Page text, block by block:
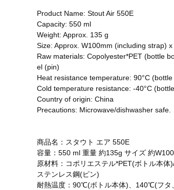
Product Name: Stout Air 550E
Capacity: 550 ml
Weight: Approx. 135 g
Size: Approx. W100mm (including strap)
Raw materials: Copolyester*PET (bottle
el (pin)
Heat resistance temperature: 90°C
Cold temperature resistance: -40°C
Country of origin: China
Precautions: Microwave/dishwasher safe.
商品名：スタウト エア 550E
容量：550 ml 重量 約135g サイズ 約
原材料：コポリエステル*PET(ボトル本
ステンレス鋼(ピン)
耐熱温度：90℃(ボトル本体)、140℃(フタ